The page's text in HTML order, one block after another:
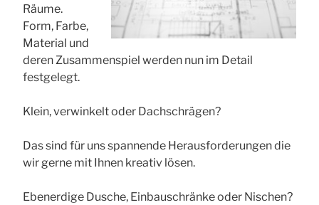
Räume.
Form, Farbe,
Material und
deren Zusammenspiel werden nun im Detail
festgelegt.
Klein, verwinkelt oder Dachschrägen?
Das sind für uns spannende Herausforderungen die
wir gerne mit Ihnen kreativ lösen.
Ebenerdige Dusche, Einbauschränke oder Nischen?